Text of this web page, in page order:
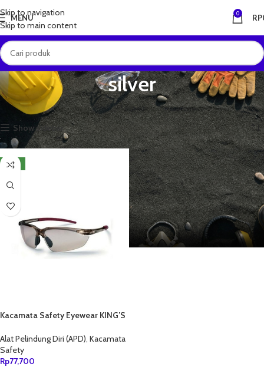
Skip to navigation
Skip to main content
MENU 0 RP
silver
Beranda Produk dengan tag “silver” Menampilkan hasil tunggal
Show sidebar
NEW
Kacamata Safety Eyewear KING’S
Alat Pelindung Diri (APD) Kacamata
Safety
Rp77,700